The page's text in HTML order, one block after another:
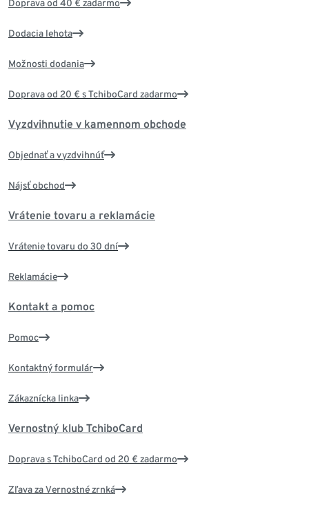
Doprava od 40 € zadarmo
Dodacia lehota
Možnosti dodania
Doprava od 20 € s TchiboCard zadarmo
Vyzdvihnutie v kamennom obchode
Objednať a vyzdvihnúť
Nájsť obchod
Vrátenie tovaru a reklamácie
Vrátenie tovaru do 30 dní
Reklamácie
Kontakt a pomoc
Pomoc
Kontaktný formulár
Zákaznícka linka
Vernostný klub TchiboCard
Doprava s TchiboCard od 20 € zadarmo
Zľava za Vernostné zrnká